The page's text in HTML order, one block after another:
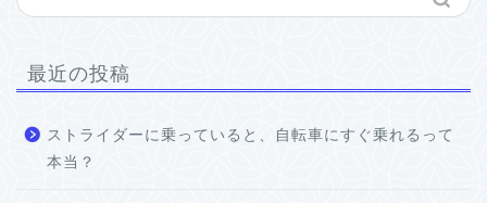
最近の投稿
ストライダーに乗っていると、自転車にすぐ乗れるって
本当？